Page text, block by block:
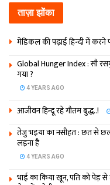
ताज़ा झोंका
मेडिकल की पढ़ाई हिन्‍दी में करने
Global Hunger Index : सौ
गया ?
4 YEARS AGO
आजीवन हिन्दू रहे गौतम बुद्ध..!
तेजु भइया का नसीहत : छत से
लड़ना है
4 YEARS AGO
भाई का किया खून, पति को पेड़